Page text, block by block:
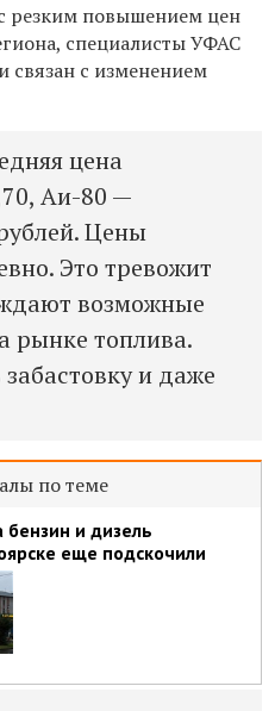
резким повышением цен
специалисты УФАС
связан с изменением
цена
Аи-80 —
Цены
Это тревожит
возможные
рынке топлива.
и даже
по теме
и дизель
еще подскочили